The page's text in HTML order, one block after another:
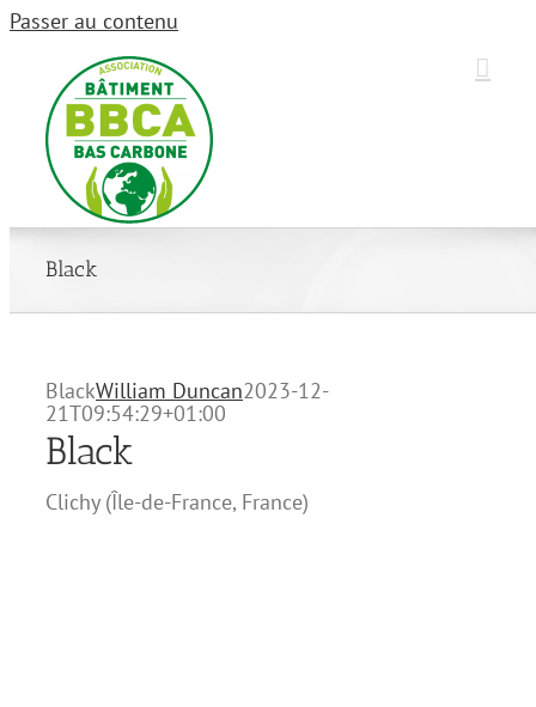
Passer au contenu
Black
BlackWilliam Duncan2023-12-
21T09:54:29+01:00
Black
Clichy(Île-de-France, France)